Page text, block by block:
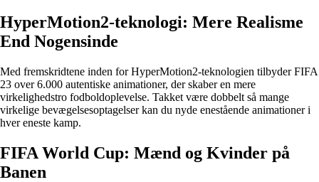
HyperMotion2-teknologi: Mere Realisme
End Nogensinde
Med fremskridtene inden for HyperMotion2-teknologien tilbyder FIFA
23 over 6.000 autentiske animationer, der skaber en mere
virkelighedstro fodboldoplevelse. Takket være dobbelt så mange
virkelige bevægelsesoptagelser kan du nyde enestående animationer i
hver eneste kamp.
FIFA World Cup: Mænd og Kvinder på
Banen